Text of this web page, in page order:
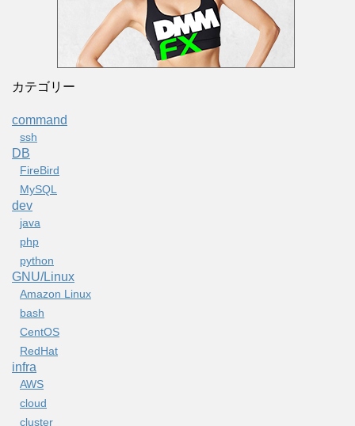
カテゴリー
command
ssh
DB
FireBird
MySQL
dev
java
php
python
GNU/Linux
Amazon Linux
bash
CentOS
RedHat
infra
AWS
cloud
cluster